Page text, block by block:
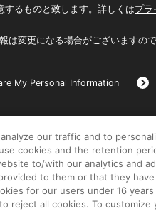
るものと致します。詳しくはプラ
変更になる場合がございますので
My Personal Information
©BANDAI
our traffic and to
cookies and the retention
to/with our analytics and
to them or that they
for our users under 16 years
reject all cookies. To